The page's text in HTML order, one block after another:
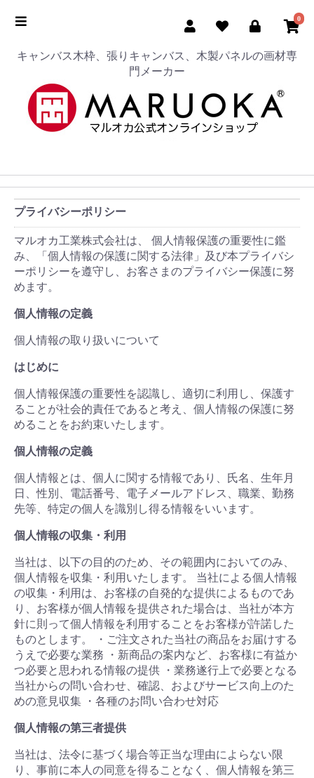
0
キャンバス木枠、張りキャンバス、木製パネルの画材専
門メーカー
プライバシーポリシー
マルオカ工業株式会社は、 個人情報保護の重要性に鑑
み、「個人情報の保護に関する法律」及び本プライバシ
ーポリシーを遵守し、お客さまのプライバシー保護に努
めます。
個人情報の定義
個人情報の取り扱いについて
はじめに
個人情報保護の重要性を認識し、適切に利用し、保護す
ることが社会的責任であると考え、個人情報の保護に努
めることをお約束いたします。
個人情報の定義
個人情報とは、個人に関する情報であり、氏名、生年月
日、性別、電話番号、電子メールアドレス、職業、勤務
先等、特定の個人を識別し得る情報をいいます。
個人情報の収集・利用
当社は、以下の目的のため、その範囲内においてのみ、
個人情報を収集・利用いたします。 当社による個人情報
の収集・利用は、お客様の自発的な提供によるものであ
り、お客様が個人情報を提供された場合は、当社が本方
針に則って個人情報を利用することをお客様が許諾した
ものとします。 ・ご注文された当社の商品をお届けする
うえで必要な業務 ・新商品の案内など、お客様に有益か
つ必要と思われる情報の提供 ・業務遂行上で必要となる
当社からの問い合わせ、確認、およびサービス向上のた
めの意見収集 ・各種のお問い合わせ対応
個人情報の第三者提供
当社は、法令に基づく場合等正当な理由によらない限
り、事前に本人の同意を得ることなく、個人情報を第三